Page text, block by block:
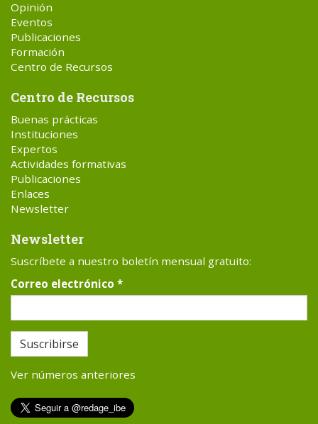
Opinión
Eventos
Publicaciones
Formación
Centro de Recursos
Centro de Recursos
Buenas prácticas
Instituciones
Expertos
Actividades formativas
Publicaciones
Enlaces
Newsletter
Newsletter
Suscríbete a nuestro boletín mensual gratuito:
Correo electrónico *
Suscribirse
Ver números anteriores